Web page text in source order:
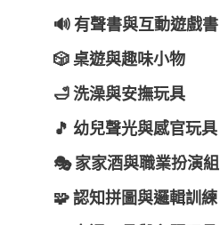
🔊 有聲書與互動遊戲書
🎲 桌遊與趣味小物
🛁 洗澡與安撫玩具
🎵 幼兒聲光與感官玩具
🎭 家家酒與職業扮演組
🧩 認知拼圖與邏輯訓練